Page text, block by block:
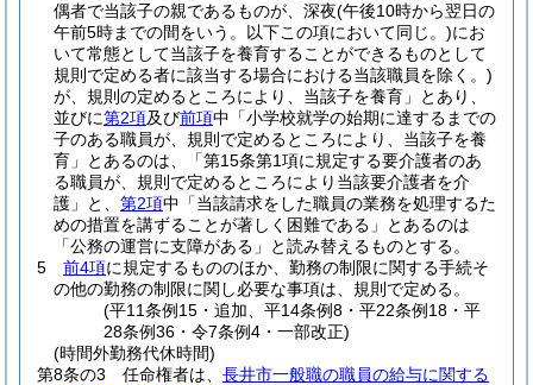
偶者で当該子の親であるものが、深夜(午後10時から翌日の
午前5時までの間をいう。以下この項において同じ。)にお
いて常態として当該子を養育することができるものとして
規則で定める者に該当する場合における当該職員を除く。)
が、規則の定めるところにより、当該子を養育」とあり、
並びに第2項及び前項中「小学校就学の始期に達するまでの
子のある職員が、規則で定めるところにより、当該子を養
育」とあるのは、「第15条第1項に規定する要介護者のあ
る職員が、規則で定めるところにより当該要介護者を介
護」と、 第2項中「当該請求をした職員の業務を処理するた
めの措置を講ずることが著しく困難である」とあるのは
「公務の運営に支障がある」と読み替えるものとする。
5
前4項に規定するもののほか、勤務の制限に関する手続そ
の他の勤務の制限に関し必要な事項は、規則で定める。
(平11条例15・追加、平14条例8・平22条例18・平
28条例36・令7条例4・一部改正)
(時間外勤務代休時間)
第8条の3
任命権者は、 長井市一般職の職員の給与に関する